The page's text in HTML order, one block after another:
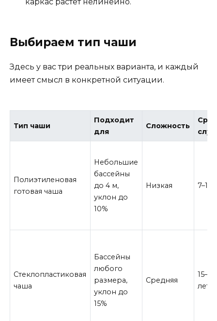
Выбираем тип чаши
Здесь у вас три реальных варианта, и каждый
имеет смысл в конкретной ситуации.
Тип чаши
Подходит
для
Сложность
Срок
Полиэтиленовая
готовая чаша
Небольшие
бассейны
до 4 м,
уклон до
10%
Низкая 7–10
Стеклопластиковая
чаша
Бассейны
любого
размера,
уклон до
15%
Средняя
15–20
лет